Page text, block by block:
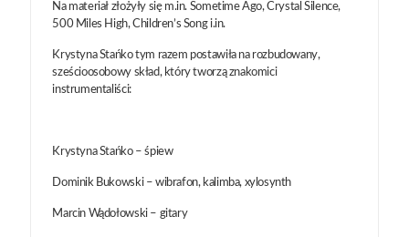
Na materiał złożyły się m.in. Sometime Ago, Crystal Silence,
500 Miles High, Children’s Song i.in.
Krystyna Stańko tym razem postawiła na rozbudowany,
sześcioosobowy skład, który tworzą znakomici
instrumentaliści:
Krystyna Stańko – śpiew
Dominik Bukowski – wibrafon, kalimba, xylosynth
Marcin Wądołowski – gitary